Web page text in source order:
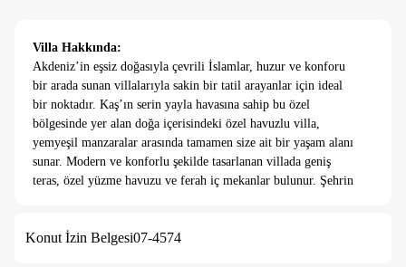
Villa Hakkında:
Akdeniz’in eşsiz doğasıyla çevrili İslamlar, huzur ve konforu
bir arada sunan villalarıyla sakin bir tatil arayanlar için ideal
bir noktadır. Kaş’ın serin yayla havasına sahip bu özel
bölgesinde yer alan doğa içerisindeki özel havuzlu villa,
yemyeşil manzaralar arasında tamamen size ait bir yaşam alanı
sunar. Modern ve konforlu şekilde tasarlanan villada geniş
teras, özel yüzme havuzu ve ferah iç mekanlar bulunur. Şehrin
huzurlu bir tatil geçirmek isteyenler için unutulmaz bir
Konut İzin Belgesi07-4574